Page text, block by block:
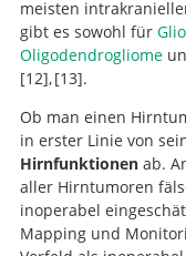
meisten
gibt es sowohl für
Oligodendrogliome
resection in the
hemispheric
resection and
identification of
guidance and
randomised,
confocal
aminolevulinic
association of
patients with
12
surgical resection
survival in patients
grade gliomas.
, 13
analysis of 416
prognosis, extent
.
Ob man einen
in erster Linie von
Hirnfunktionenab.
aller Hirntumoren
inoperabel
Mapping und